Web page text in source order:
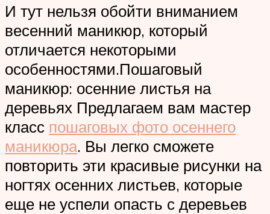
И тут нельзя обойти вниманием
весенний маникюр, который
отличается некоторыми
особенностями.Пошаговый
маникюр: осенние листья на
деревьях Предлагаем вам мастер
класс пошаговых фото осеннего
маникюра. Вы легко сможете
повторить эти красивые рисунки на
ногтях осенних листьев, которые
еще не успели опасть с деревьев